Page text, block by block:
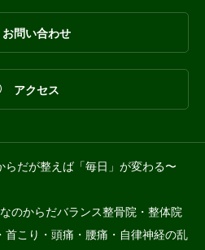
お問い合わせ
アクセス
らだが整えば「毎日」が変わる〜
のからだバランス整骨院・整体院
首こり・頭痛・腰痛・自律神経の乱